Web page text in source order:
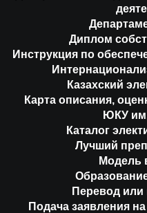
Диплом
Инструкция по
Казахский
Карта описания,
ЮКУ
Каталог
Лучший
Модель
Перевод или
Подача заявления